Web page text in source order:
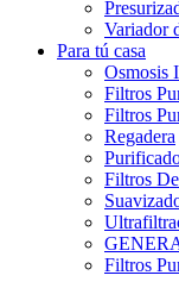
Variador
Para tú casa
Osmosis
Filtros
Filtros
Regadera
Filtros
Filtros